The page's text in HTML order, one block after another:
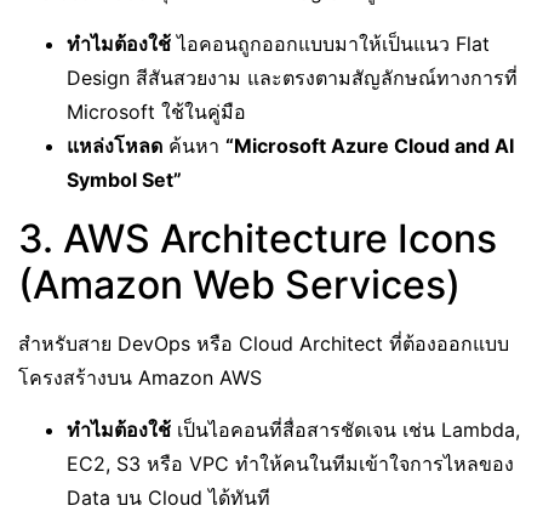
ทำไมต้องใช้ ไอคอนถูกออกแบบมาให้เป็นแนว Flat
Design สีสันสวยงาม และตรงตามสัญลักษณ์ทางการที่
Microsoft ใช้ในคู่มือ
แหล่งโหลด ค้นหา “Microsoft Azure Cloud and AI
Symbol Set”
3. AWS Architecture Icons
(Amazon Web Services)
สำหรับสาย DevOps หรือ Cloud Architect ที่ต้องออกแบบ
โครงสร้างบน Amazon AWS
ทำไมต้องใช้ เป็นไอคอนที่สื่อสารชัดเจน เช่น Lambda,
EC2, S3 หรือ VPC ทำให้คนในทีมเข้าใจการไหลของ
Data บน Cloud ได้ทันที